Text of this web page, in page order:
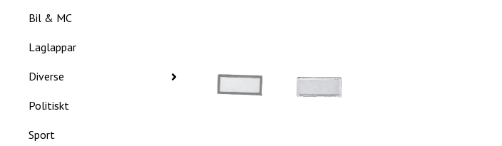
Bil & MC
Laglappar
Diverse
Politiskt
Sport